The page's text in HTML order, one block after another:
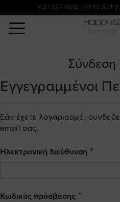
KATΑΣΤΗΜΑ ΣΤΗΝ
Σύνδεση
Εγγεγραμμένοι
Εάν έχετε λογαριασμό,
email σας.
Ηλεκτρονική διεύθυνση
Κωδικός πρόσβασης
Αναζήτηση